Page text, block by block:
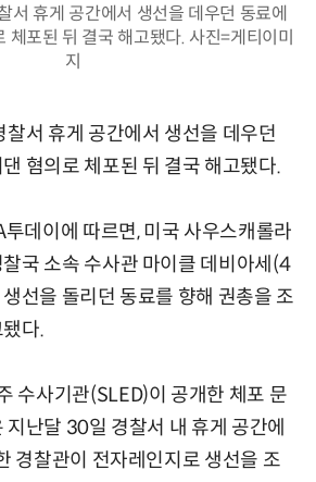
서 휴게 공간에서 생선을 데우던 동료에
체포된 뒤 결국 해고됐다. 사진=게티이미
지
찰서 휴게 공간에서 생선을 데우던
혐의로 체포된 뒤 결국 해고됐다.
데이에 따르면, 미국 사우스캐롤라
국 소속 수사관 마이클 데비아세(4
선을 돌리던 동료를 향해 권총을 조
다.
수사기관(SLED)이 공개한 체포 문
난달 30일 경찰서 내 휴게 공간에
경찰관이 전자레인지로 생선을 조